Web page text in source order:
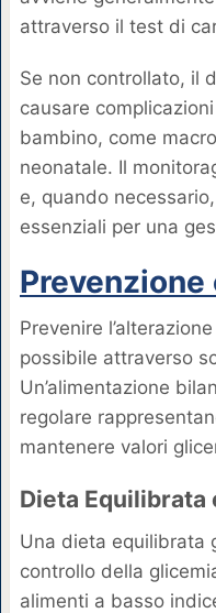
attraverso il test di
Se non controllato, il
causare
bambino, come
neonatale. Il
e, quando
essenziali per una
Prevenire
possibile attraverso
Un’alimentazione
regolare
mantenere valori
Dieta Equilibrata
Una dieta equilibrata
controllo della
alimenti a basso